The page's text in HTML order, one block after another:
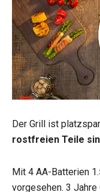
Der Grill ist
rostfreien Teile
Mit 4 AA-Batterien
vorgesehen. 3 Jahre